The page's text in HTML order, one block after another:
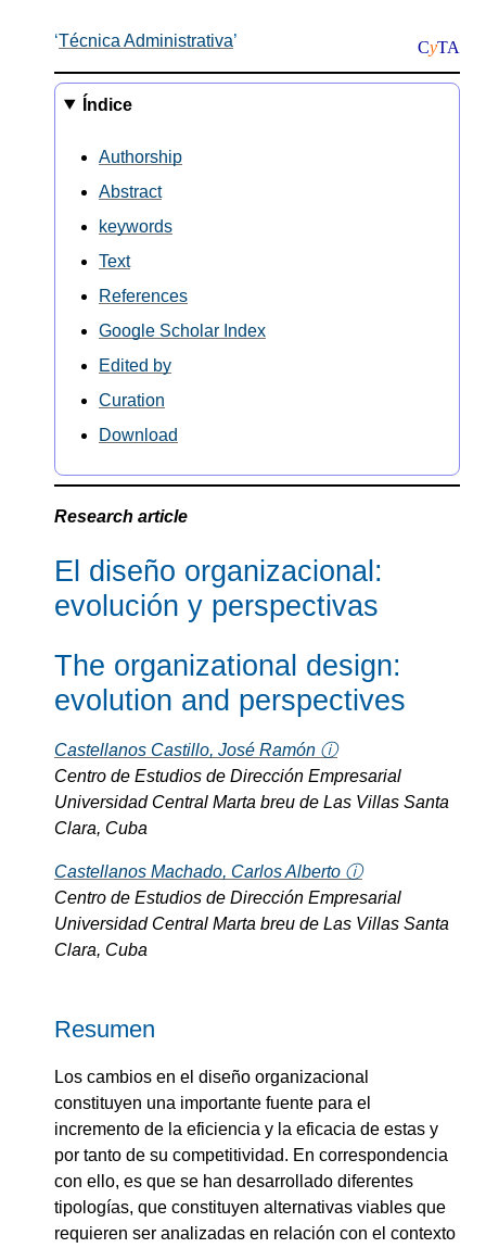
CyTA
Técnica Administrativa
Índice
Authorship
Abstract
keywords
Text
References
Google Scholar Index
Edited by
Curation
Download
Research article
El diseño organizacional:
evolución y perspectivas
The organizational design:
evolution and perspectives
Castellanos Castillo, José Ramón ⓘ
Centro de Estudios de Dirección Empresarial
Universidad Central Marta breu de Las Villas Santa
Clara, Cuba
Castellanos Machado, Carlos Alberto ⓘ
Centro de Estudios de Dirección Empresarial
Universidad Central Marta breu de Las Villas Santa
Clara, Cuba
Resumen
Los cambios en el diseño organizacional
constituyen una importante fuente para el
incremento de la eficiencia y la eficacia de estas y
por tanto de su competitividad. En correspondencia
con ello, es que se han desarrollado diferentes
tipologías, que constituyen alternativas viables que
requieren ser analizadas en relación con el contexto